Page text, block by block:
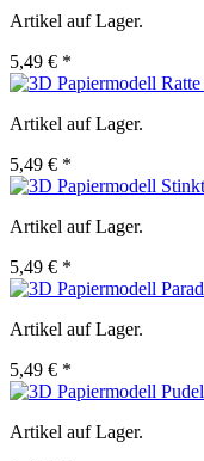
Artikel auf Lager.
5,49 € *
Artikel auf Lager.
5,49 € *
Artikel auf Lager.
5,49 € *
Artikel auf Lager.
5,49 € *
Artikel auf Lager.